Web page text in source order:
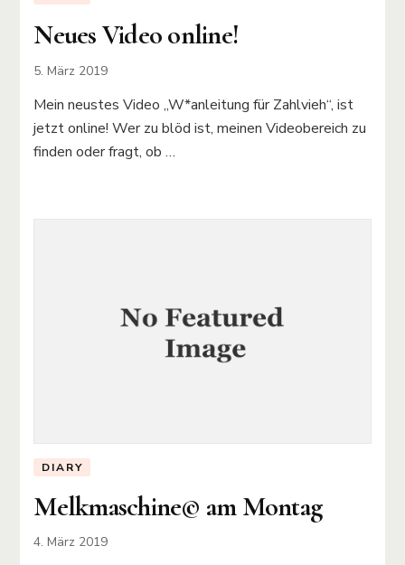
Neues Video online!
5. März 2019
Mein neustes Video „W*anleitung für Zahlvieh“, ist
jetzt online! Wer zu blöd ist, meinen Videobereich zu
finden oder fragt, ob …
DIARY
Melkmaschine©️ am Montag
4. März 2019